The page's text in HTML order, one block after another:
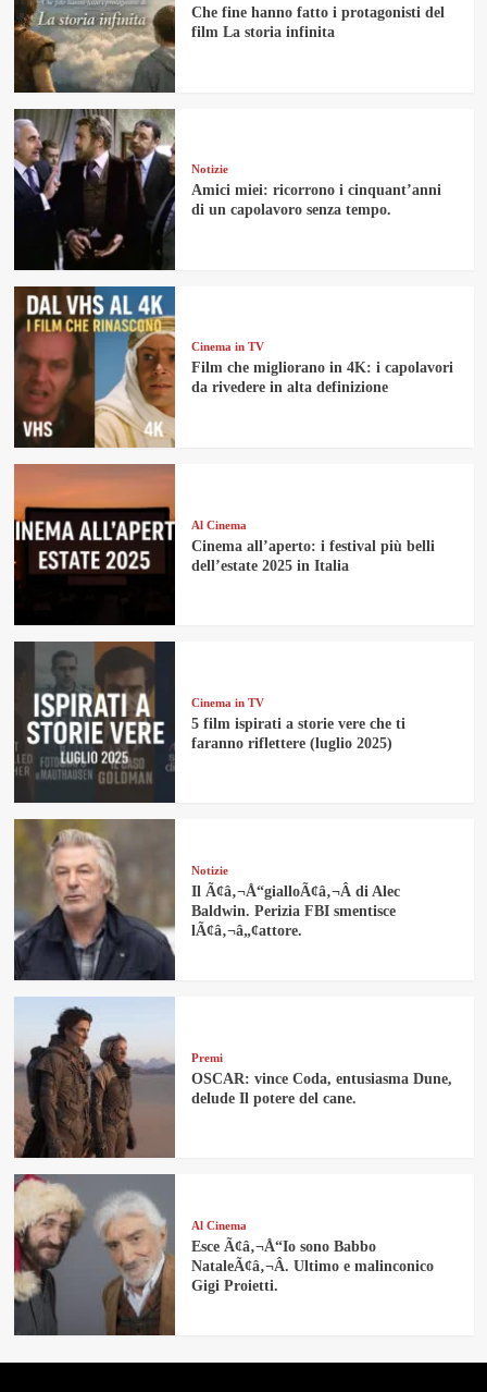
Che fine hanno fatto i protagonisti del
film La storia infinita
Notizie
Amici miei: ricorrono i cinquant’anni
di un capolavoro senza tempo.
Cinema in TV
Film che migliorano in 4K: i capolavori
da rivedere in alta definizione
Al Cinema
Cinema all’aperto: i festival più belli
dell’estate 2025 in Italia
Cinema in TV
5 film ispirati a storie vere che ti
faranno riflettere (luglio 2025)
Notizie
Il Ã¢â‚¬Å“gialloÃ¢â‚¬Â di Alec
Baldwin. Perizia FBI smentisce
lÃ¢â‚¬â„¢attore.
Premi
OSCAR: vince Coda, entusiasma Dune,
delude Il potere del cane.
Al Cinema
Esce Ã¢â‚¬Å“Io sono Babbo
NataleÃ¢â‚¬Â. Ultimo e malinconico
Gigi Proietti.